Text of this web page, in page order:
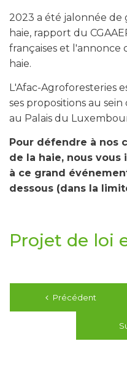
2023 a été jalonnée de
haie, rapport du
françaises et l'annonce
haie.
L'Afac-Agroforesteries
ses propositions au
au Palais du
Pour défendre à nos
de la haie, nous
à ce grand
dessous (dans la
Projet de loi
Précédent